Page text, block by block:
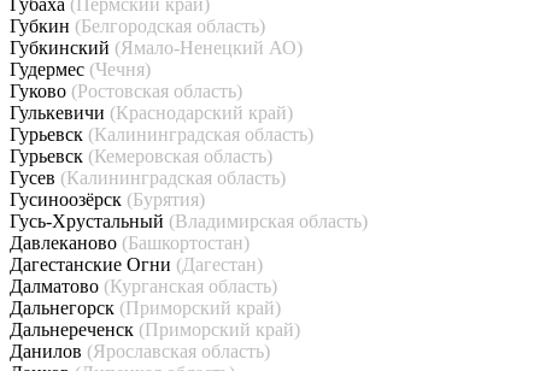
Губаха (Пермский край)
Губкин (Белгородская область)
Губкинский (Ямало-Ненецкий АО)
Гудермес (Чечня)
Гуково (Ростовская область)
Гулькевичи (Краснодарский край)
Гурьевск (Калининградская область)
Гурьевск (Кемеровская область)
Гусев (Калининградская область)
Гусиноозёрск (Бурятия)
Гусь-Хрустальный (Владимирская область)
Давлеканово (Башкортостан)
Дагестанские Огни (Дагестан)
Далматово (Курганская область)
Дальнегорск (Приморский край)
Дальнереченск (Приморский край)
Данилов (Ярославская область)